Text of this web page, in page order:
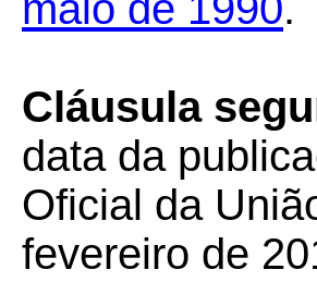
Cláusula
data da
Oficial da
fevereiro de